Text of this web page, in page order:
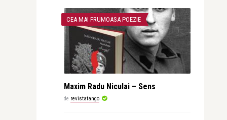
CEA MAI FRUMOASA POEZIE
Maxim Radu Niculai – Sens
de revistatango